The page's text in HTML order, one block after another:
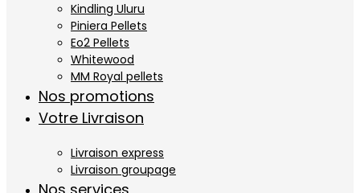
Kindling Uluru
Piniera Pellets
Eo2 Pellets
Whitewood
MM Royal pellets
Nos promotions
Votre Livraison
Livraison express
Livraison groupage